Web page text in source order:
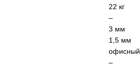
22 кг
–
3 мм
1,5 мм
–